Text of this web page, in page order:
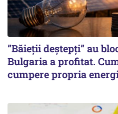
”Băieții deștepți” au
Bulgaria a profitat.
cumpere propria